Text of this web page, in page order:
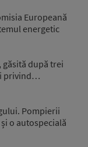
Europeană
energetic
găsită după trei
privind…
Pompierii
o autospecială